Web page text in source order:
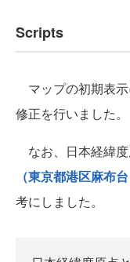
Scripts
マップの初期表
修正を行いました。
なお、日本経緯
（東京都港区麻布
考にしました。